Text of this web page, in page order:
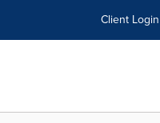
Client Login